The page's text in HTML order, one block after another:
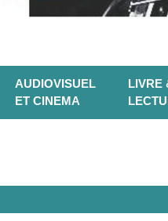
AUDIOVISUEL
ET CINEMA
LIVRE